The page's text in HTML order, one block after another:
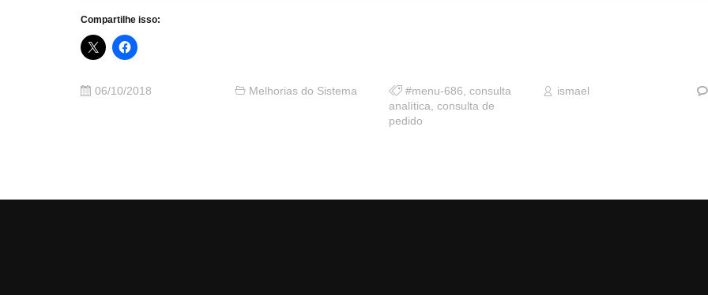
Compartilhe isso:
06/10/2018 Melhorias do Sistema #menu-686, consulta
analítica, consulta de
pedido
ismael